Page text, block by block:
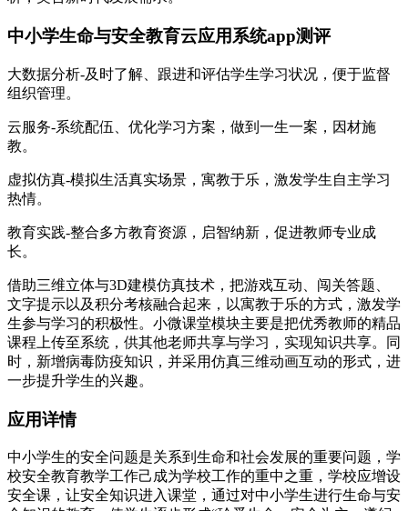
中小学生命与安全教育云应用系统app测评
大数据分析-及时了解、跟进和评估学生学习状况，便于监督
组织管理。
云服务-系统配伍、优化学习方案，做到一生一案，因材施
教。
虚拟仿真-模拟生活真实场景，寓教于乐，激发学生自主学习
热情。
教育实践-整合多方教育资源，启智纳新，促进教师专业成
长。
借助三维立体与3D建模仿真技术，把游戏互动、闯关答题、
文字提示以及积分考核融合起来，以寓教于乐的方式，激发学
生参与学习的积极性。小微课堂模块主要是把优秀教师的精品
课程上传至系统，供其他老师共享与学习，实现知识共享。同
时，新增病毒防疫知识，并采用仿真三维动画互动的形式，进
一步提升学生的兴趣。
应用详情
中小学生的安全问题是关系到生命和社会发展的重要问题，学
校安全教育教学工作己成为学校工作的重中之重，学校应增设
安全课，让安全知识进入课堂，通过对中小学生进行生命与安